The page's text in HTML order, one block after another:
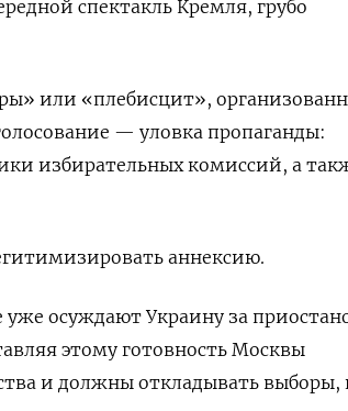
спектакль Кремля, грубо
или «плебисцит»,
— уловка пропаганды:
избирательных комиссий, а
аннексию.
осуждают Украину за
этому готовность Москвы
и должны откладывать выборы,